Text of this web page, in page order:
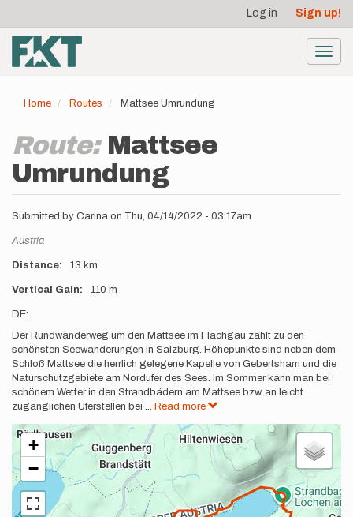
main
content
account
menu
Log in Sign up!
Home Routes Mattsee Umrundung
Route: Mattsee
Umrundung
Submitted by Carina on Thu, 04/14/2022 - 03:17am
Location
Austria
Distance 13 km
Vertical Gain 110 m
Description
DE:
Der Rundwanderweg um den Mattsee im Flachgau zählt zu den
schönsten Seewanderungen in Salzburg. Höhepunkte sind neben dem
Schloß Mattsee die herrlich gelegene Kapelle von Gebertsham und die
Naturschutzgebiete am Nordufer des Sees. Im Sommer kann man bei
schönem Wetter in den Strandbädern am Mattsee bzw. an leicht
zugänglichen Uferstellen bei ... Read more
+
−